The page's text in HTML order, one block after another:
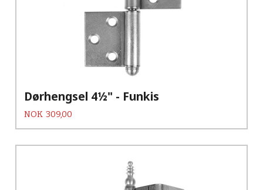
Dørhengsel 4½" - Funkis
Pris
NOK 309,00